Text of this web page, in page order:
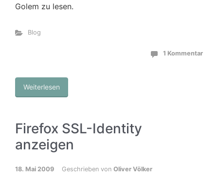
Golem zu lesen.
Blog
1 Kommentar
Weiterlesen
Firefox SSL-Identity
anzeigen
18. Mai 2009 Geschrieben von Oliver Völker